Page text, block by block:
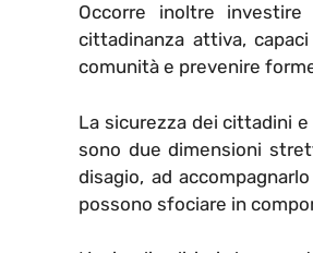
Occorre inoltre
cittadinanza attiva,
comunità e prevenire
La sicurezza dei cittadini
sono due dimensioni
disagio, ad
possono sfociare in